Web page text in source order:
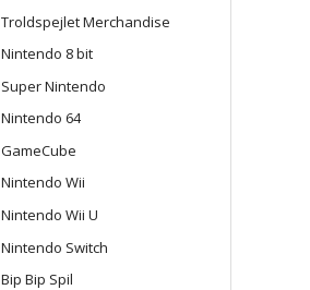
Troldspejlet Merchandise
Nintendo 8 bit
Super Nintendo
Nintendo 64
GameCube
Nintendo Wii
Nintendo Wii U
Nintendo Switch
Bip Bip Spil